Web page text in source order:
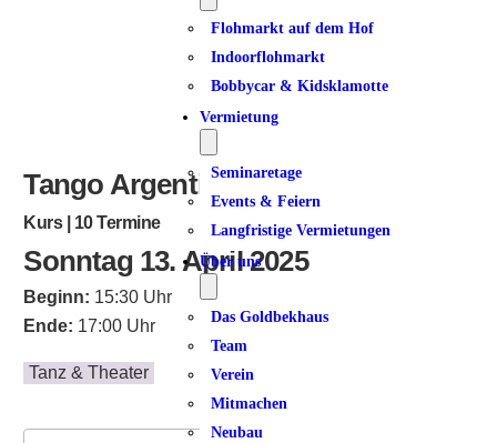
Flohmarkt auf dem Hof
Indoorflohmarkt
Bobbycar & Kidsklamotte
Vermietung
Seminaretage
Events & Feiern
Langfristige Vermietungen
Über uns
Das Goldbekhaus
Team
Verein
Mitmachen
Neubau
Tango Argentino | Dancer 1
Kurs | 10 Termine
Sonntag 13. April 2025
Beginn: 15:30 Uhr
Ende: 17:00 Uhr
Tanz & Theater